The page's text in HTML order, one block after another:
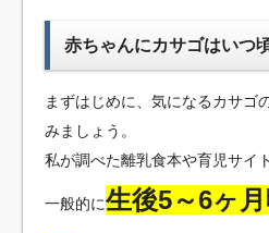
赤ちゃんにカサゴはいつ
まずはじめに、気になるカサゴ
みましょう。
私が調べた離乳食本や育児サイ
一般的に生後5～6ヶ